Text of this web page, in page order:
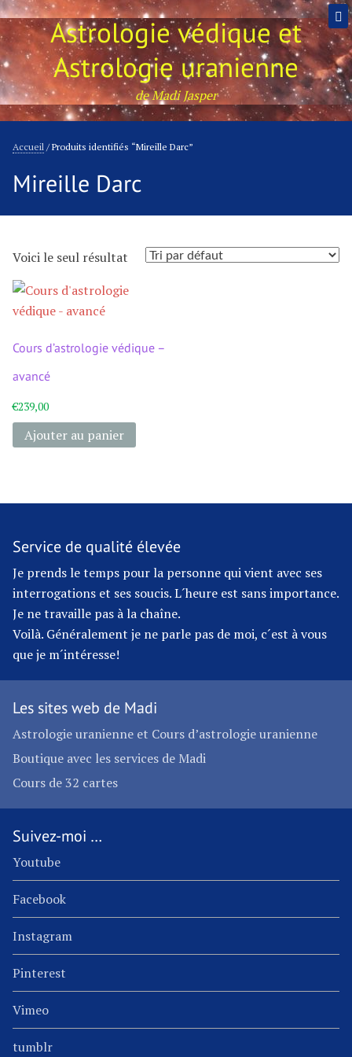
Astrologie védique et
Astrologie uranienne
de Madi Jasper
Accueil / Produits identifiés “Mireille Darc”
Mireille Darc
Voici le seul résultat
Cours d’astrologie védique –
avancé
€239,00
Ajouter au panier
Service de qualité élevée
Je prends le temps pour la personne qui vient avec ses
interrogations et ses soucis. L´heure est sans importance.
Je ne travaille pas à la chaîne.
Voilà. Généralement je ne parle pas de moi, c´est à vous
que je m´intéresse!
Les sites web de Madi
Astrologie uranienne et Cours d’astrologie uranienne
Boutique avec les services de Madi
Cours de 32 cartes
Suivez-moi …
Youtube
Facebook
Instagram
Pinterest
Vimeo
tumblr